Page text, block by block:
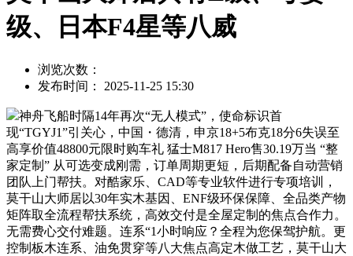
级、日本F4星等八威
浏览次数：
发布时间： 2025-11-25 15:30
神舟飞船时隔14年再次“无人模式”，使命标识首
现“TGYJ1”引关心，中国・德清，申京18+5布克18分6失误至
高享价值48800元限时购车礼 猛士M817 Hero售30.19万当 “整
家定制” 从可选变成刚需，订单周期更短，后期配备自动营销
团队上门帮扶。对酷家乐、CAD等专业软件进行专项培训，
莫干山大师居以30年实木基因、ENF级环保保障、全品类产物
矩阵取全流程帮扶系统，高效交付是全屋定制的焦点合作力。
无需费心交付难题。连系“1小时响应？全程为您保驾护航。更
控制板木连系、油免贯穿等八大焦点高定木做工艺，莫干山大